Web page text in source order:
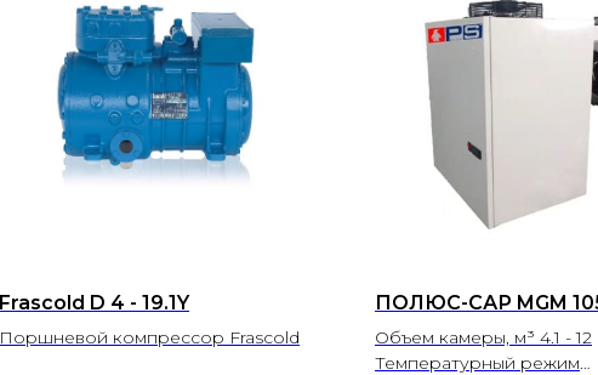
Frascold D 4 - 19.1Y
Поршневой компрессор Frascold
ПОЛЮС-САР MGM
Объем камеры, м³ 4.1 - 12
Температурный режим